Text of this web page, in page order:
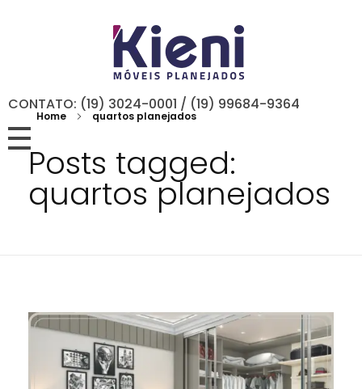
CONTATO: (19) 3024-0001 / (19) 99684-9364
Home quartos planejados
Posts tagged:
quartos planejados